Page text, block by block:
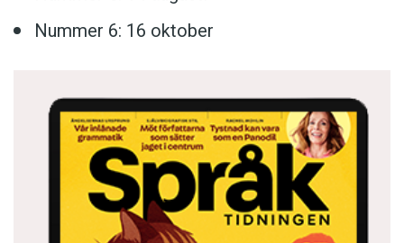
Nummer 6: 16 oktober